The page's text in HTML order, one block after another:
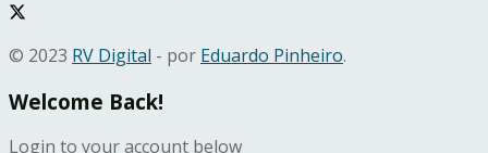
© 2023 RV Digital - por Eduardo Pinheiro.
Welcome Back!
Login to your account below